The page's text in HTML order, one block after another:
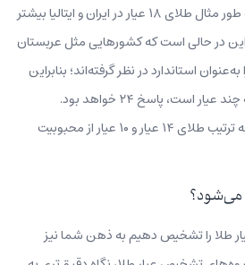
عیار ثابتی استفاده می‌کند. به طور مثال طلای ۱۸ عیار در ایران و ایتالیا بیشتر
این در حالی است که کشورهایی مثل عربستان
طلای ۲۴ عیار را به‌عنوان استاندارد در نظر گرفته‌اند؛ بنابراین
اگر از شما بپرسند طلای مکه چند عیار است، پاسخ ۲۴ خواهد بود.
همچنین در آمریکا و بریتانیا به ترتیب طلای ۱۴ عیار و ۱۰ عیار از محبوبیت
می‌شود؟
طلا را تشخیص دهیم به ذهن شما نیز